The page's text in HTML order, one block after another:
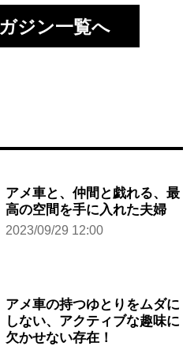
ジン一覧へ
アメ車と、仲間と戯れる、最
高の空間を手に入れた夫婦
2023/09/29 12:00
アメ車の持つゆとりをムダに
しない、アクティブな趣味に
欠かせない存在！